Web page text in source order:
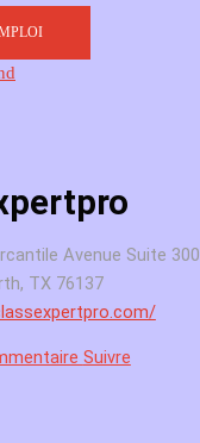
Avenue Suite 300
TX 76137
Suivre